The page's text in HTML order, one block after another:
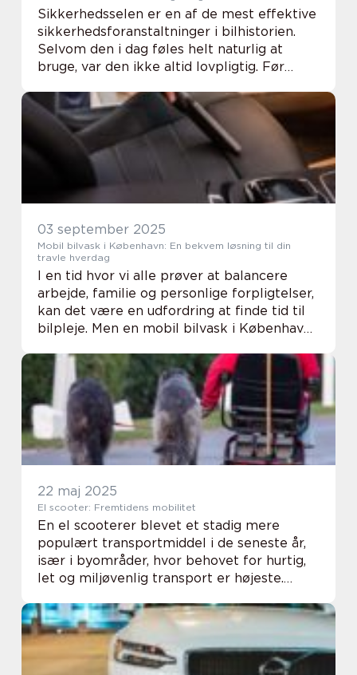
Sikkerhedsselen er en af de mest effektive
sikkerhedsforanstaltninger i bilhistorien.
Selvom den i dag føles helt naturlig at
bruge, var den ikke altid lovpligtig. Før
blev tusindvis af men...
03 september 2025
Mobil bilvask i København: En bekvem løsning til din
travle hverdag
I en tid hvor vi alle prøver at balancere
arbejde, familie og personlige forpligtelser,
kan det være en udfordring at finde tid til
bilpleje. Men en mobil bilvask i København
der...
22 maj 2025
El scooter: Fremtidens mobilitet
En el scooterer blevet et stadig mere
populært transportmiddel i de seneste år,
især i byområder, hvor behovet for hurtig,
let og miljøvenlig transport er højeste.
tilby...